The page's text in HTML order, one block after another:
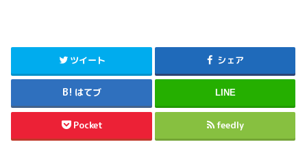
ツイート シェア
はてブ LINE
Pocket feedly